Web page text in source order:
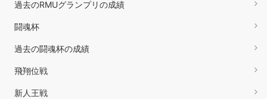
過去のRMUグランプリの成績
闘魂杯
過去の闘魂杯の成績
飛翔位戦
新人王戦